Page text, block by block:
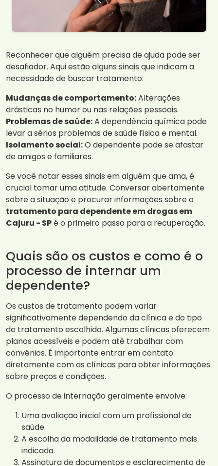
Reconhecer que alguém precisa de ajuda pode ser
desafiador. Aqui estão alguns sinais que indicam a
necessidade de buscar tratamento:
Mudanças de comportamento:Alterações
drásticas no humor ou nas relações pessoais.
Problemas de saúde:A dependência química pode
levar a sérios problemas de saúde física e mental.
Isolamento social:O dependente pode se afastar
de amigos e familiares.
Se você notar esses sinais em alguém que ama, é
crucial tomar uma atitude. Conversar abertamente
sobre a situação e procurar informações sobre o
tratamento para dependente em drogas em
Cajuru - SPé o primeiro passo para a recuperação.
Quais são os custos e como é o
processo de internar um
dependente?
Os custos de tratamento podem variar
significativamente dependendo da clínica e do tipo
de tratamento escolhido. Algumas clínicas oferecem
planos acessíveis e podem até trabalhar com
convênios. É importante entrar em contato
diretamente com as clínicas para obter informações
sobre preços e condições.
O processo de internação geralmente envolve:
Uma avaliação inicial com um profissional de
saúde.
A escolha da modalidade de tratamento mais
indicada.
Assinatura de documentos e esclarecimento de